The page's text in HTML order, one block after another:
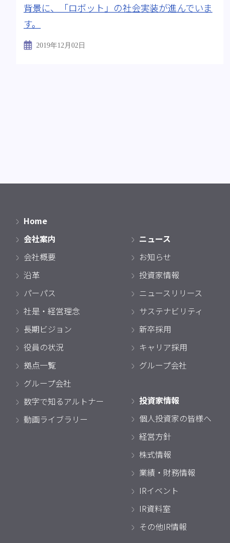
背景に、「ロボット」の社会実装が進んでいま
す。
2019年12月02日
Home
会社案内
会社概要
沿革
パーパス
社是・経営理念
長期ビジョン
役員の状況
拠点一覧
グループ会社
数字で知るアルトナー
動画ライブラリー
ニュース
お知らせ
投資家情報
ニュースリリース
サステナビリティ
新卒採用
キャリア採用
グループ会社
投資家情報
個人投資家の皆様へ
経営方針
株式情報
業績・財務情報
IRイベント
IR資料室
その他IR情報